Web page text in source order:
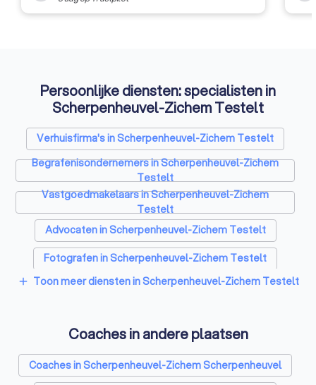
Persoonlijke diensten: specialisten in
Scherpenheuvel-Zichem Testelt
Verhuisfirma's in Scherpenheuvel-Zichem Testelt
Begrafenisondernemers in Scherpenheuvel-Zichem
Testelt
Vastgoedmakelaars in Scherpenheuvel-Zichem
Testelt
Advocaten in Scherpenheuvel-Zichem Testelt
Fotografen in Scherpenheuvel-Zichem Testelt
Rijscholen in Scherpenheuvel-Zichem Testelt
Psychologen in Scherpenheuvel-Zichem Testelt
Relatietherapeut in Scherpenheuvel-Zichem Testelt
add Toon meer diensten in Scherpenheuvel-Zichem Testelt
Coaches in andere plaatsen
Coaches in Scherpenheuvel-Zichem Scherpenheuvel